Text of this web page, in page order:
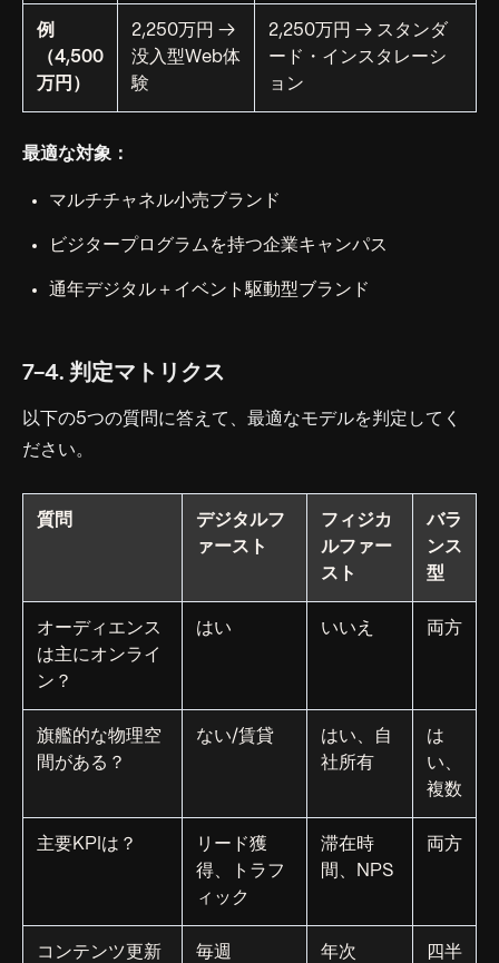
例
（4,500
万円）
2,250万円 →
没入型Web体
験
2,250万円 → スタンダ
ード・インスタレーシ
ョン
最適な対象：
マルチチャネル小売ブランド
ビジタープログラムを持つ企業キャンパス
通年デジタル＋イベント駆動型ブランド
7-4. 判定マトリクス
以下の5つの質問に答えて、最適なモデルを判定してく
ださい。
質問
デジタルフ
ァースト
フィジカ
ルファー
スト
バラ
ンス
型
オーディエンス
は主にオンライ
ン？
はい いいえ 両方
旗艦的な物理空
間がある？
ない/賃貸
はい、自
社所有
は
い、
複数
主要KPIは？
リード獲
得、トラフ
ィック
滞在時
間、NPS
両方
コンテンツ更新
毎週 年次
四半